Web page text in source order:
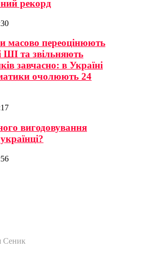
рекорд
масово переоцінюють
ШІ та звільняють
завчасно: в Україні
очолюють 24
вигодовування
Сеник